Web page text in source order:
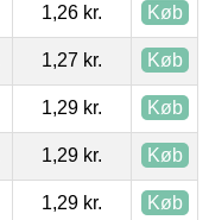
1,26 kr. Køb
1,27 kr. Køb
1,29 kr. Køb
1,29 kr. Køb
1,29 kr. Køb